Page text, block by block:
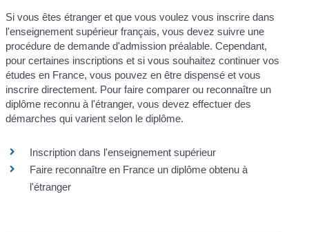
Si vous êtes étranger et que vous voulez vous inscrire dans
l'enseignement supérieur français, vous devez suivre une
procédure de demande d'admission préalable. Cependant,
pour certaines inscriptions et si vous souhaitez continuer vos
études en France, vous pouvez en être dispensé et vous
inscrire directement. Pour faire comparer ou reconnaître un
diplôme reconnu à l'étranger, vous devez effectuer des
démarches qui varient selon le diplôme.
Inscription dans l'enseignement supérieur
Faire reconnaître en France un diplôme obtenu à
l'étranger